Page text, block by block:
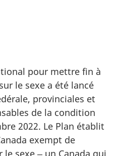
pour mettre fin à
le sexe a été lancé
provinciales et
de la condition
2022. Le Plan établit
exempt de